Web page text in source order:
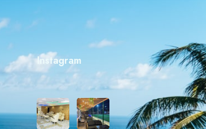
Instagram